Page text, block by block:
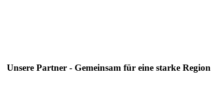
Unsere Partner - Gemeinsam für eine starke Region